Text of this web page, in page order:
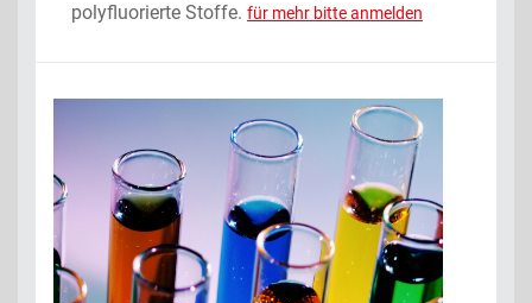
polyfluorierte Stoffe. für mehr bitte anmelden